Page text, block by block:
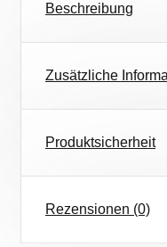
Beschreibung
Zusätzliche
Produktsicherheit
Rezensionen (0)